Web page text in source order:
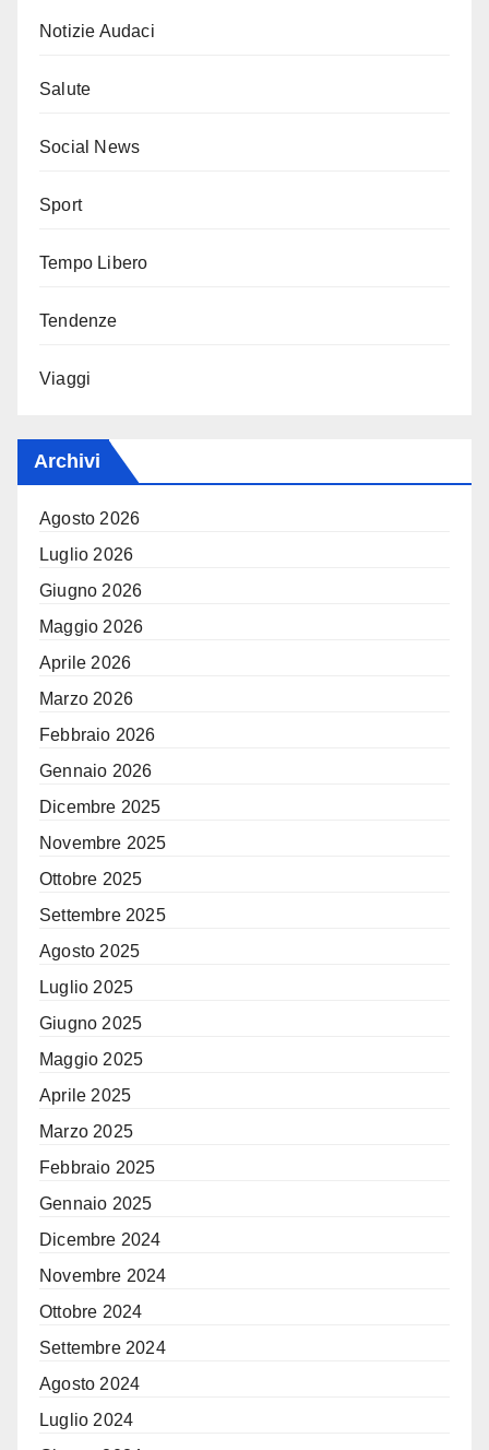
Notizie Audaci
Salute
Social News
Sport
Tempo Libero
Tendenze
Viaggi
Archivi
Agosto 2026
Luglio 2026
Giugno 2026
Maggio 2026
Aprile 2026
Marzo 2026
Febbraio 2026
Gennaio 2026
Dicembre 2025
Novembre 2025
Ottobre 2025
Settembre 2025
Agosto 2025
Luglio 2025
Giugno 2025
Maggio 2025
Aprile 2025
Marzo 2025
Febbraio 2025
Gennaio 2025
Dicembre 2024
Novembre 2024
Ottobre 2024
Settembre 2024
Agosto 2024
Luglio 2024